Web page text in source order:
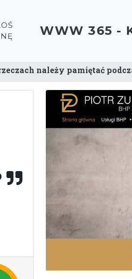
WWW 365 -
należy pamiętać